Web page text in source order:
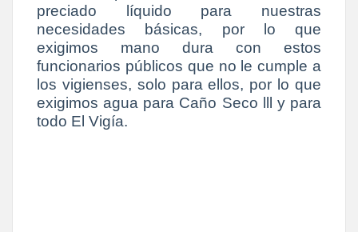
preciado líquido para nuestras
necesidades básicas, por lo que
exigimos mano dura con estos
funcionarios públicos que no le cumple a
los vigienses, solo para ellos, por lo que
exigimos agua para Caño Seco lll y para
todo El Vigía.